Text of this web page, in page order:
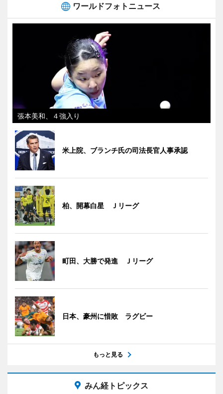
ワールドフォトニュース
張本美和、４強入り
米上院、ブランチ氏の司法長官人事承認
柏、開幕白星 Ｊリーグ
町田、大勝で発進 Ｊリーグ
日本、豪州に惜敗 ラグビー
もっと見る
みん経トピックス